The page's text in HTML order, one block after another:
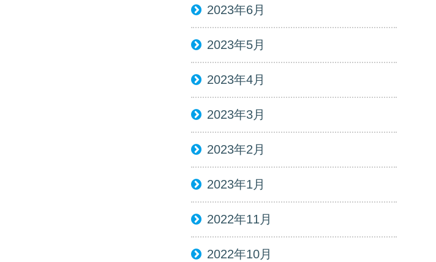
2023年6月
2023年5月
2023年4月
2023年3月
2023年2月
2023年1月
2022年11月
2022年10月